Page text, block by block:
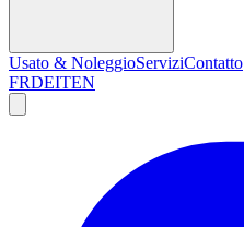
Usato & NoleggioServiziContatto
FRDEITEN